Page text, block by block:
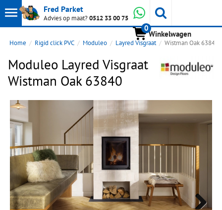
Toon
hoofdmenu
Fred Parket
Advies op maat?0512 33 00 75 Whatsapp
0
Winkelwagen
Home Rigid click PVC Moduleo Layred Visgraat Wistman Oak 63840
Moduleo Layred Visgraat
Wistman Oak 63840